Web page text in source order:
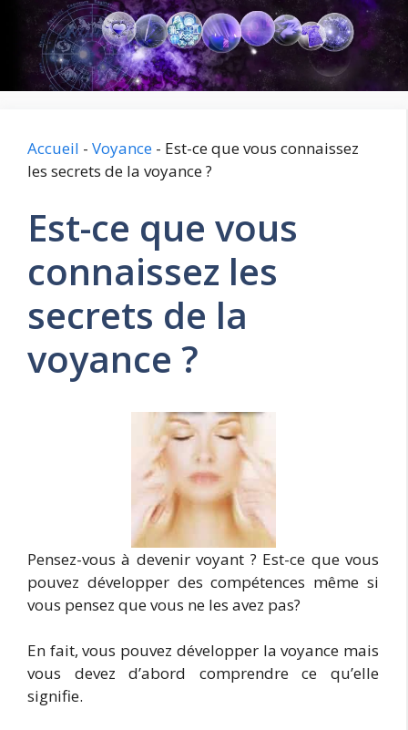
contenu
Accueil - Voyance - Est-ce que vous connaissez
les secrets de la voyance ?
Est-ce que vous
connaissez les
secrets de la
voyance ?
Pensez-vous à devenir voyant ? Est-ce que vous
pouvez développer des compétences même si
vous pensez que vous ne les avez pas?
En fait, vous pouvez développer la voyance mais
vous devez d’abord comprendre ce qu’elle
signifie.